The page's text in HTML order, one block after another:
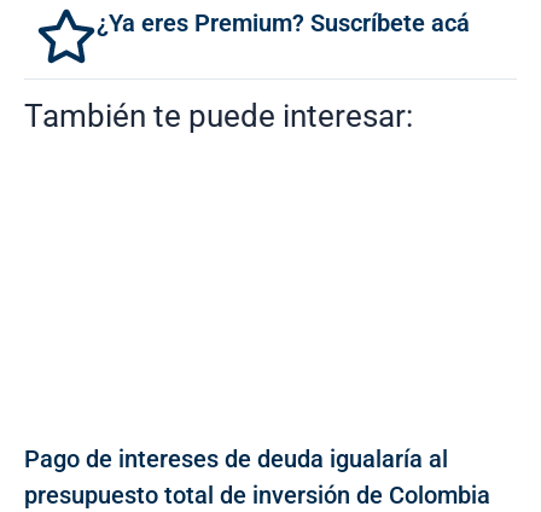
¿Ya eres Premium? Suscríbete acá
También te puede interesar:
Pago de intereses de deuda igualaría al
presupuesto total de inversión de Colombia